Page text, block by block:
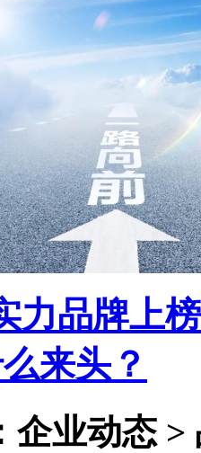
力品牌上
来头？
企业动态 >